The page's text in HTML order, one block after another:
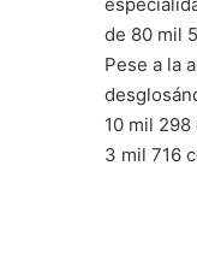
de 80 mil
Pese a la
10 mil
3 mil 716